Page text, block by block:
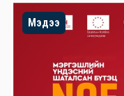
Мэдээ